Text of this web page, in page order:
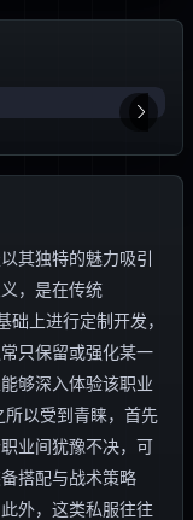
其独特的魅力吸引
，是在传统
上进行定制开发，
只保留或强化某一
够深入体验该职业
以受到青睐，首先
业间犹豫不决，可
搭配与战术策略
外，这类私服往往